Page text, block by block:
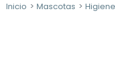
Inicio Mascotas